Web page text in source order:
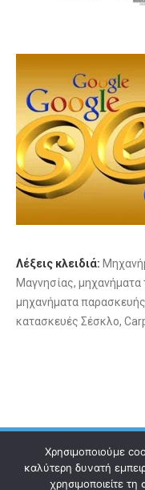
Λέξεις κλειδιά:
Μαγνησίας,
μηχανήματα
κατασκευές Σέσκλο,
Χρησιμοποιούμε
καλύτερη δυνατή
χρησιμοποιείτε